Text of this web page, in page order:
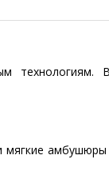
амбушюры